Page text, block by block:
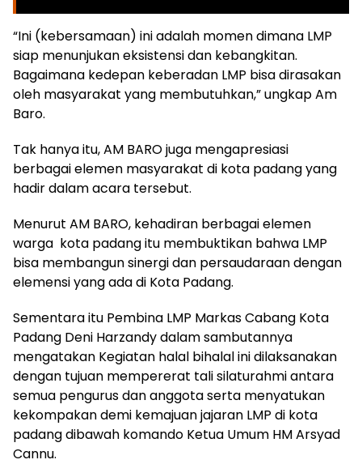
“Ini (kebersamaan) ini adalah momen dimana LMP
siap menunjukan eksistensi dan kebangkitan.
Bagaimana kedepan keberadan LMP bisa dirasakan
oleh masyarakat yang membutuhkan,” ungkap Am
Baro.
Tak hanya itu, AM BARO juga mengapresiasi
berbagai elemen masyarakat di kota padang yang
hadir dalam acara tersebut.
Menurut AM BARO, kehadiran berbagai elemen
warga kota padang itu membuktikan bahwa LMP
bisa membangun sinergi dan persaudaraan dengan
elemensi yang ada di Kota Padang.
Sementara itu Pembina LMP Markas Cabang Kota
Padang Deni Harzandy dalam sambutannya
mengatakan Kegiatan halal bihalal ini dilaksanakan
dengan tujuan mempererat tali silaturahmi antara
semua pengurus dan anggota serta menyatukan
kekompakan demi kemajuan jajaran LMP di kota
padang dibawah komando Ketua Umum HM Arsyad
Cannu.